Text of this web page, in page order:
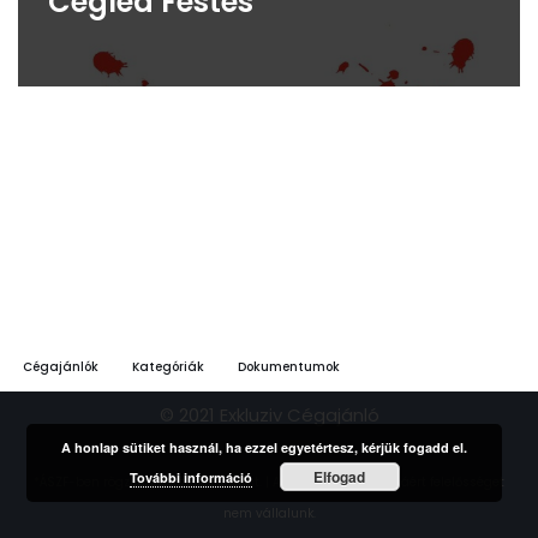
Cégajánlók Kategóriák Dokumentumok
© 2021 Exkluziv Cégajánló
*ÁSZF-ben rögzített feltételek szerint. | A hirdetések tartalmáért felelősséget
A honlap sütiket használ, ha ezzel egyetértesz, kérjük fogadd el.
További információ
Elfogad